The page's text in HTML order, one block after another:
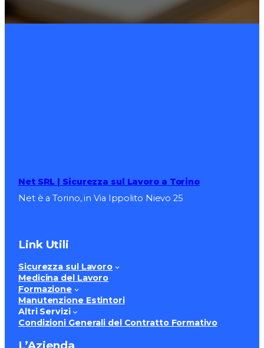
Net SRL | Sicurezza sul Lavoro a Torino
Net è a Torino, in Via Ippolito Nievo 25
Link Utili
Sicurezza sul Lavoro
Medicina del Lavoro
Formazione
Manutenzione Estintori
Altri Servizi
Condizioni Generali del Contratto Formativo
L’Azienda